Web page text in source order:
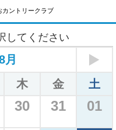
カントリークラブ
してください
月
木 金 土
30 31 01